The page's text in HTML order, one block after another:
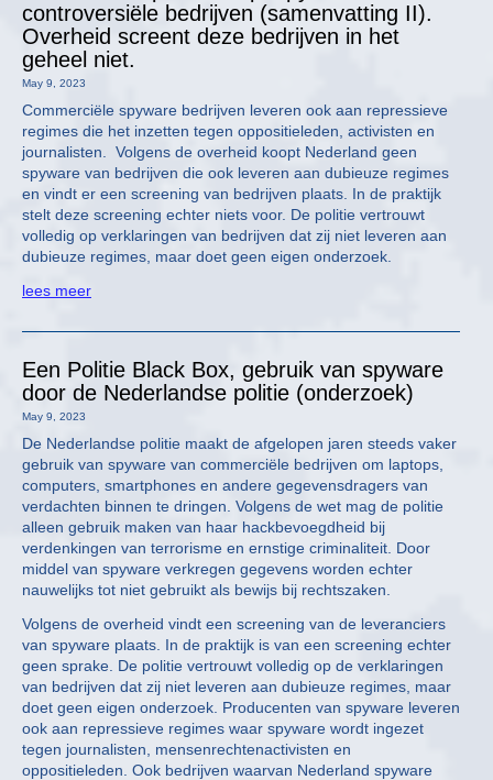
controversiële bedrijven (samenvatting II).
Overheid screent deze bedrijven in het
geheel niet.
May 9, 2023
Commerciële spyware bedrijven leveren ook aan repressieve
regimes die het inzetten tegen oppositieleden, activisten en
journalisten. Volgens de overheid koopt Nederland geen
spyware van bedrijven die ook leveren aan dubieuze regimes
en vindt er een screening van bedrijven plaats. In de praktijk
stelt deze screening echter niets voor. De politie vertrouwt
volledig op verklaringen van bedrijven dat zij niet leveren aan
dubieuze regimes, maar doet geen eigen onderzoek.
lees meer
Een Politie Black Box, gebruik van spyware
door de Nederlandse politie (onderzoek)
May 9, 2023
De Nederlandse politie maakt de afgelopen jaren steeds vaker
gebruik van spyware van commerciële bedrijven om laptops,
computers, smartphones en andere gegevensdragers van
verdachten binnen te dringen. Volgens de wet mag de politie
alleen gebruik maken van haar hackbevoegdheid bij
verdenkingen van terrorisme en ernstige criminaliteit. Door
middel van spyware verkregen gegevens worden echter
nauwelijks tot niet gebruikt als bewijs bij rechtszaken.
Volgens de overheid vindt een screening van de leveranciers
van spyware plaats. In de praktijk is van een screening echter
geen sprake. De politie vertrouwt volledig op de verklaringen
van bedrijven dat zij niet leveren aan dubieuze regimes, maar
doet geen eigen onderzoek. Producenten van spyware leveren
ook aan repressieve regimes waar spyware wordt ingezet
tegen journalisten, mensenrechtenactivisten en
oppositieleden. Ook bedrijven waarvan Nederland spyware